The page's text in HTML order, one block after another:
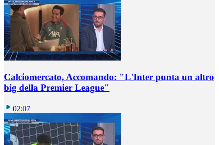
Calciomercato, Accomando: "L'Inter punta un altro
big della Premier League"
02:07